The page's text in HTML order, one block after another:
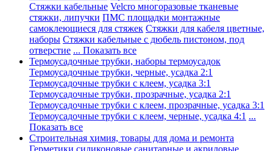
Стяжки кабельные Velcro многоразовые тканевые
стяжки, липучки ПМС площадки монтажные
самоклеющиеся для стяжек Стяжки для кабеля цветные,
наборы Стяжки кабельные с дюбель пистоном, под
отверстие ... Показать все
Термоусадочные трубки, наборы термоусадок
Термоусадочные трубки, черные, усадка 2:1
Термоусадочные трубки с клеем, усадка 3:1
Термоусадочные трубки, прозрачные, усадка 2:1
Термоусадочные трубки с клеем, прозрачные, усадка 3:1
Термоусадочные трубки с клеем, черные, усадка 4:1 ...
Показать все
Строительная химия, товары для дома и ремонта
Герметики силиконовые санитарные и акриловые